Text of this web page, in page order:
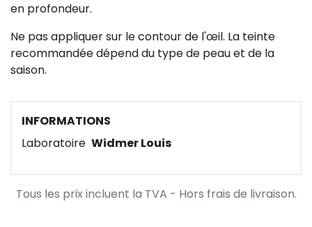
en profondeur.
Ne pas appliquer sur le contour de l'œil. La teinte
recommandée dépend du type de peau et de la
saison.
INFORMATIONS
Laboratoire Widmer Louis
Tous les prix incluent la TVA - Hors frais de livraison.